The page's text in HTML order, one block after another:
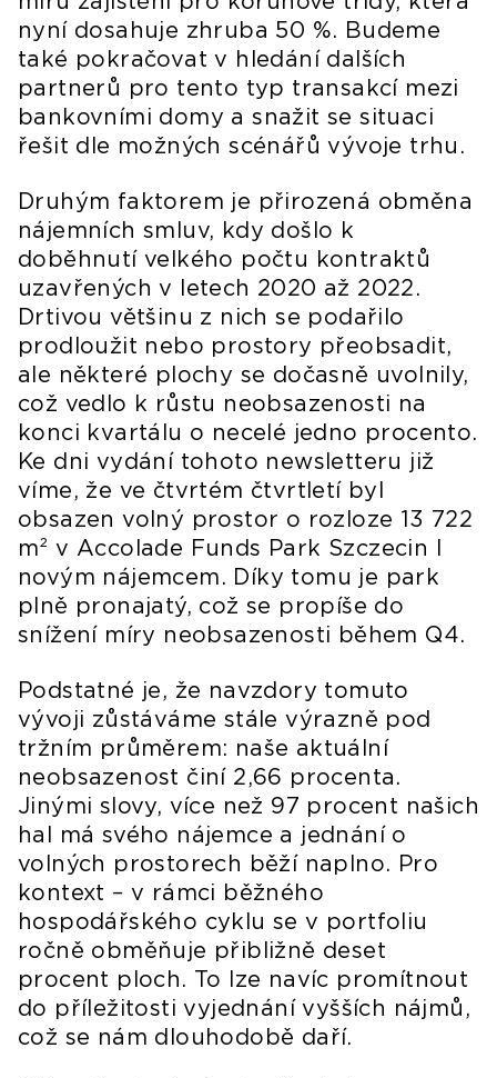
nyní dosahuje zhruba 50 %. Budeme
také pokračovat v hledání dalších
partnerů pro tento typ transakcí mezi
bankovními domy a snažit se situaci
řešit dle možných scénářů vývoje trhu.
Druhým faktorem je přirozená obměna
nájemních smluv, kdy došlo k
doběhnutí velkého počtu kontraktů
uzavřených v letech 2020 až 2022.
Drtivou většinu z nich se podařilo
prodloužit nebo prostory přeobsadit,
ale některé plochy se dočasně uvolnily,
což vedlo k růstu neobsazenosti na
konci kvartálu o necelé jedno procento.
Ke dni vydání tohoto newsletteru již
víme, že ve čtvrtém čtvrtletí byl
obsazen volný prostor o rozloze 13 722
m² v Accolade Funds Park Szczecin I
novým nájemcem. Díky tomu je park
plně pronajatý, což se propíše do
snížení míry neobsazenosti během Q4.
Podstatné je, že navzdory tomuto
vývoji zůstáváme stále výrazně pod
tržním průměrem: naše aktuální
neobsazenost činí 2,66 procenta.
Jinými slovy, více než 97 procent našich
hal má svého nájemce a jednání o
volných prostorech běží naplno. Pro
kontext – v rámci běžného
hospodářského cyklu se v portfoliu
ročně obměňuje přibližně deset
procent ploch. To lze navíc promítnout
do příležitosti vyjednání vyšších nájmů,
což se nám dlouhodobě daří.